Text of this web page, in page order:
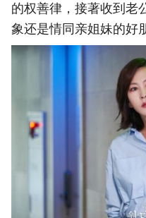
的权善律，接著收到老
象还是情同亲姐妹的好